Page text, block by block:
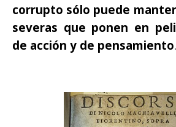
corrupto sólo puede
severas que ponen en
de acción y de pensamiento.